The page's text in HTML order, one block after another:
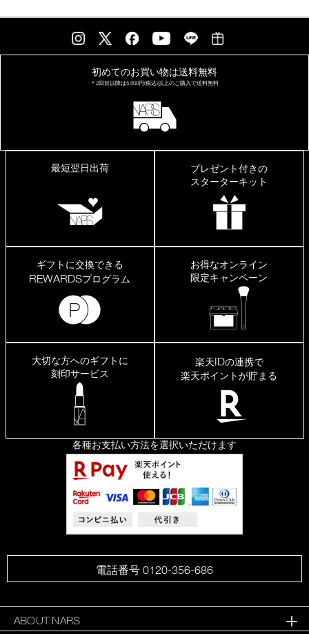
初めてのお買い物は送料無料
＊2回目以降は5,500円(税込)以上の ご購入で送料無料
最短翌日出荷
プレゼント付きの
スターターキット
ギフトに交換できる
REWARDSプログラム
お得なオンライン
限定キャンペーン
大切な方へのギフトに
刻印サービス
楽天IDの連携で
楽天ポイントが貯まる
各種お支払い方法を選択いただけます
電話番号 0120-356-686
ABOUT NARS